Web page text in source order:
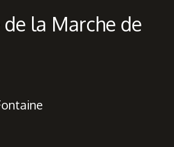
la Marche de